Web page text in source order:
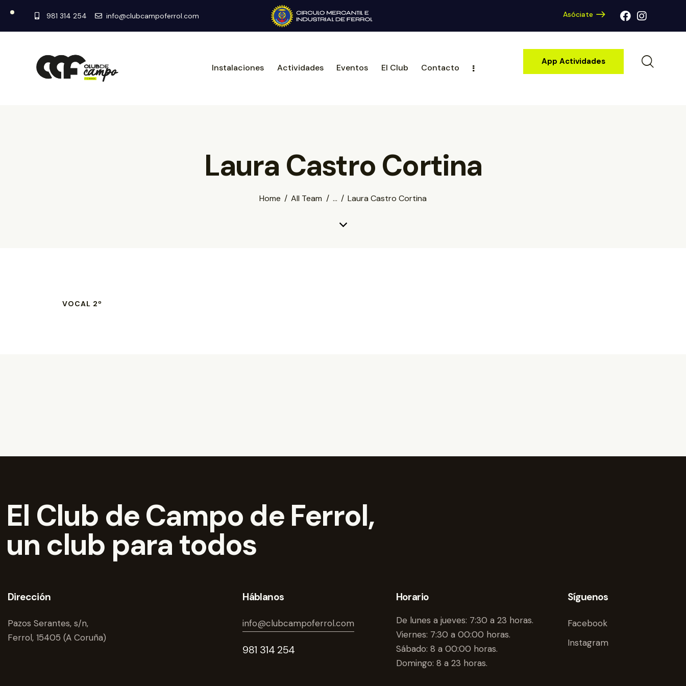
981 314 254 info@clubcampoferrol.com Asóciate
Instalaciones Actividades Eventos El Club Contacto
App Actividades
Laura Castro Cortina
Home All Team ... Laura Castro Cortina
VOCAL 2º
El Club de Campo de Ferrol,
un club para todos
Dirección
Pazos Serantes, s/n,
Ferrol, 15405 (A Coruña)
Háblanos
info@clubcampoferrol.com
981 314 254
Horario
De lunes a jueves: 7:30 a 23 horas.
Viernes: 7:30 a 00:00 horas.
Sábado: 8 a 00:00 horas.
Domingo: 8 a 23 horas.
Síguenos
Facebook
Instagram